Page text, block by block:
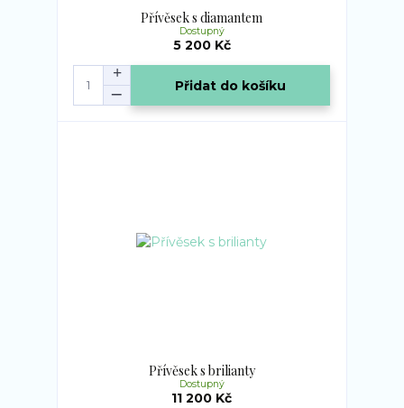
Přívěsek s diamantem
5 200 Kč
Dostupný
Přidat do košíku
Přívěsek s brilianty
11 200 Kč
Dostupný